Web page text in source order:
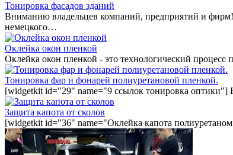
Тонировка фасадов зданий
Вниманию владельцев компаний, предприятий и
немецкого…
Оклейка окон пленкой
Оклейка окон пленкой - это технологический
Тонировка фар и фонарей полиуретановой пленкой.
[widgetkit id="29" name="9 ссылок тонировка оптики"]
Защита капота от сколов
[widgetkit id="36" name="Оклейка капота